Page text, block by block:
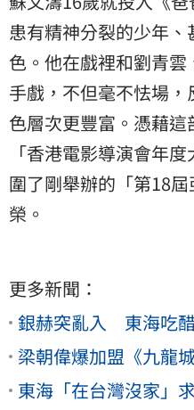
患有精神分裂的少年
色。他在戲裡和劉青
手戲，不但毫不怯場
色層次更豐富。憑藉
「香港電影導演會年
圍了剛舉辦的「第18
榮。
更多新聞：
銀赫突亂入 東海吃
梁朝偉爆加盟《九龍
東海「在台灣沒家」